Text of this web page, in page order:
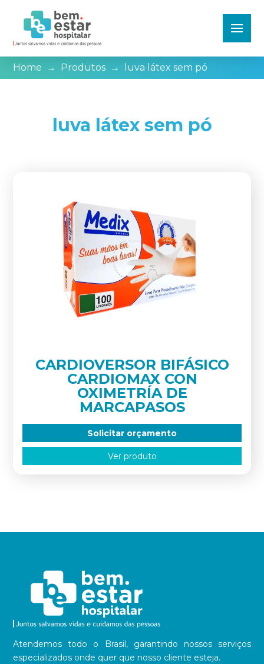
Home → Produtos → luva látex sem pó
luva látex sem pó
CARDIOVERSOR BIFÁSICO
CARDIOMAX CON
OXIMETRÍA DE
MARCAPASOS
Solicitar orçamento
Ver produto
Atendemos todo o Brasil, garantindo nossos serviços
especializados onde quer que nosso cliente esteja.